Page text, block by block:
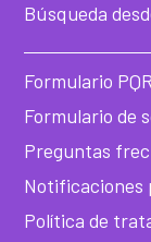
Búsqueda
Formulario
Formulario de
Preguntas
Notificaciones
Política de